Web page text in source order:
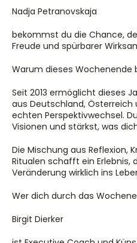
Nadja Petranovskaja
bekommst du die Chance,
Freude und spürbarer
Warum dieses Wochenende
Seit 2013 ermöglicht dieses
aus Deutschland, Österreich
echten Perspektivwechsel.
Visionen und stärkst, was
Die Mischung aus Reflexion,
Ritualen schafft ein Erlebnis,
Veränderung wirklich ins
Wer dich durch das
Birgit Dierker